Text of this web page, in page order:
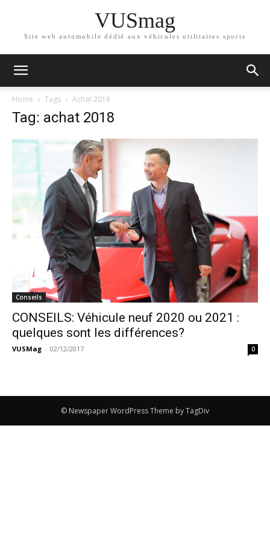
VUSmag
Site web automobile dédié aux véhicules utilitaires sports
Home Tags Achat 2018
Tag: achat 2018
Conseils
CONSEILS: Véhicule neuf 2020 ou 2021 :
quelques sont les différences?
VUSMag - 02/12/2017 0
© Newspaper WordPress Theme by TagDiv